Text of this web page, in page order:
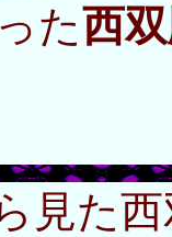
た西
見た西